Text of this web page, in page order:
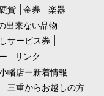
貨 金券
楽器
出来ない品物
サービス券
リンク
幡店ー新着情報
三重からお越しの方